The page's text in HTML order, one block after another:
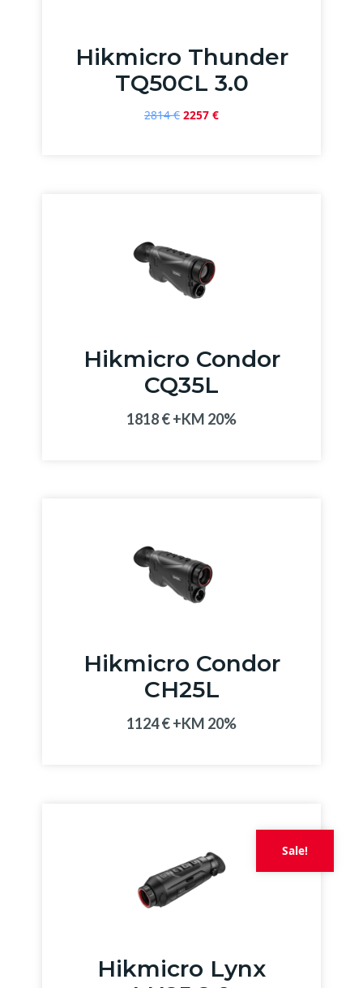
Hikmicro Thunder
TQ50CL 3.0
2814€ Original
2257 €Current
Hikmicro Condor
CQ35L
1818€
Hikmicro Condor
CH25L
1124€
Sale!
Hikmicro Lynx